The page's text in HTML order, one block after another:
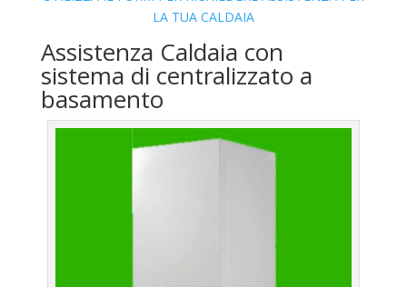
LA TUA CALDAIA
Assistenza Caldaia con
sistema di centralizzato a
basamento